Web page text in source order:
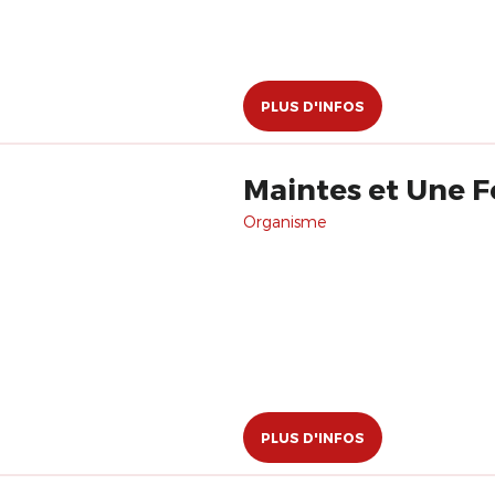
PLUS D'INFOS
Maintes et Une
Organisme
PLUS D'INFOS